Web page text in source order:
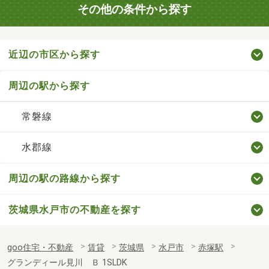
その他の条件から探す
近辺の市区から探す
周辺の駅から探す
常磐線
水郡線
周辺の駅の路線から探す
茨城県水戸市の不動産を探す
goo住宅・不動産 賃貸 茨城県 水戸市
赤塚駅
グランディール見川 Ｂ 1SLDK